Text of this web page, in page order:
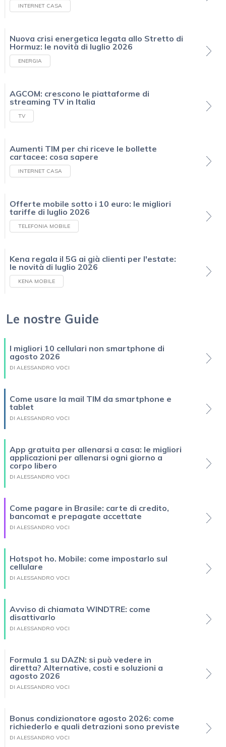
INTERNET CASA
Nuova crisi energetica legata allo Stretto di
Hormuz: le novità di luglio 2026
ENERGIA
AGCOM: crescono le piattaforme di
streaming TV in Italia
TV
Aumenti TIM per chi riceve le bollette
cartacee: cosa sapere
INTERNET CASA
Offerte mobile sotto i 10 euro: le migliori
tariffe di luglio 2026
TELEFONIA MOBILE
Kena regala il 5G ai già clienti per l'estate:
le novità di luglio 2026
KENA MOBILE
Le nostre Guide
I migliori 10 cellulari non smartphone di
agosto 2026
DI ALESSANDRO VOCI
Come usare la mail TIM da smartphone e
tablet
DI ALESSANDRO VOCI
App gratuita per allenarsi a casa: le migliori
applicazioni per allenarsi ogni giorno a
corpo libero
DI ALESSANDRO VOCI
Come pagare in Brasile: carte di credito,
bancomat e prepagate accettate
DI ALESSANDRO VOCI
Hotspot ho. Mobile: come impostarlo sul
cellulare
DI ALESSANDRO VOCI
Avviso di chiamata WINDTRE: come
disattivarlo
DI ALESSANDRO VOCI
Formula 1 su DAZN: si può vedere in
diretta? Alternative, costi e soluzioni a
agosto 2026
DI ALESSANDRO VOCI
Bonus condizionatore agosto 2026: come
richiederlo e quali detrazioni sono previste
DI ALESSANDRO VOCI